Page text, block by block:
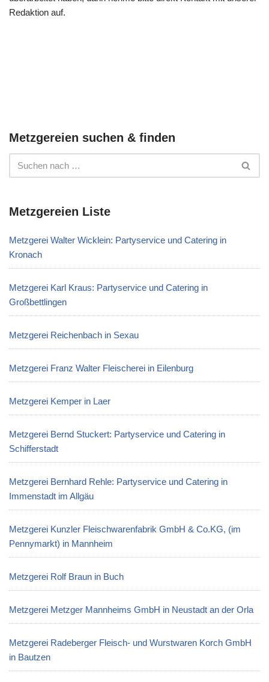
Redaktion auf.
Metzgereien suchen & finden
Metzgereien Liste
Metzgerei Walter Wicklein: Partyservice und Catering in
Kronach
Metzgerei Karl Kraus: Partyservice und Catering in
Großbettlingen
Metzgerei Reichenbach in Sexau
Metzgerei Franz Walter Fleischerei in Eilenburg
Metzgerei Kemper in Laer
Metzgerei Bernd Stuckert: Partyservice und Catering in
Schifferstadt
Metzgerei Bernhard Rehle: Partyservice und Catering in
Immenstadt im Allgäu
Metzgerei Kunzler Fleischwarenfabrik GmbH & Co.KG, (im
Pennymarkt) in Mannheim
Metzgerei Rolf Braun in Buch
Metzgerei Metzger Mannheims GmbH in Neustadt an der Orla
Metzgerei Radeberger Fleisch- und Wurstwaren Korch GmbH
in Bautzen